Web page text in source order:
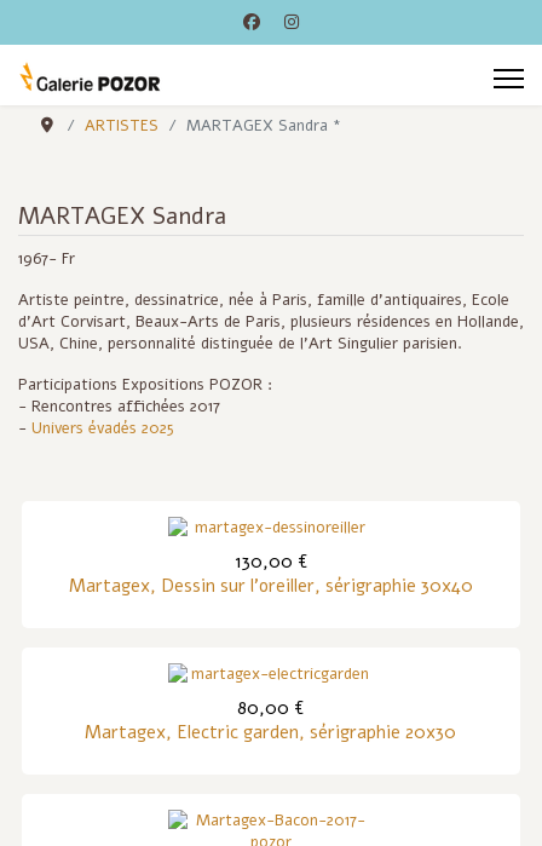
ARTISTES MARTAGEX Sandra *
MARTAGEX Sandra
1967- Fr
Artiste peintre, dessinatrice, née à Paris, famille d'antiquaires, Ecole
d'Art Corvisart, Beaux-Arts de Paris, plusieurs résidences en Hollande,
USA, Chine, personnalité distinguée de l'Art Singulier parisien.
Participations Expositions POZOR :
- Rencontres affichées 2017
- Univers évadés 2025
130,00 €
Martagex, Dessin sur l'oreiller, sérigraphie 30x40
80,00 €
Martagex, Electric garden, sérigraphie 20x30